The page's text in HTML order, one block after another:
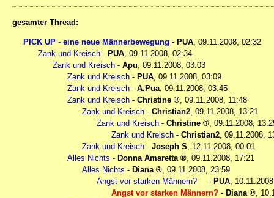
gesamter Thread:
PICK UP - eine neue Männerbewegung - PUA 09.11.2008, 02:32
Zank und Kreisch - PUA 09.11.2008, 02:34
Zank und Kreisch - Apu 09.11.2008, 03:03
Zank und Kreisch - PUA 09.11.2008, 03:09
Zank und Kreisch - A.Pua 09.11.2008, 03:45
Zank und Kreisch - Christine
09.11.2008, 11:48
Zank und Kreisch - Christian2 09.11.2008, 13:21
Zank und Kreisch - Christine
09.11.2008,
Zank und Kreisch - Christian2 09.11.2008,
Zank und Kreisch - Joseph S
12.11.2008, 00:01
Alles Nichts - Donna Amaretta
09.11.2008, 17:21
Alles Nichts - Diana
09.11.2008, 23:59
Angst vor starken Männern?
- PUA
Angst vor starken Männern? - Diana